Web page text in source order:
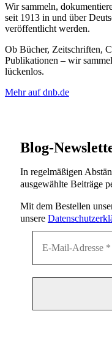
Wir sammeln,
seit 1913 in und über
veröffentlicht werden.
Ob Bücher, Zeitschriften,
Publikationen – wir
lückenlos.
Mehr auf dnb.de
Blog-
In regelmäßigen
ausgewählte Beiträge
Mit dem Bestellen
unsere